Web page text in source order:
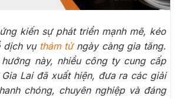
kiến sự phát triển mạnh mẽ, kéo
dịch vụ thám tửngày càng gia tăng.
này, nhiều công ty cung cấp
Lai đã xuất hiện, đưa ra các giải
chóng, chuyên nghiệp và đáng